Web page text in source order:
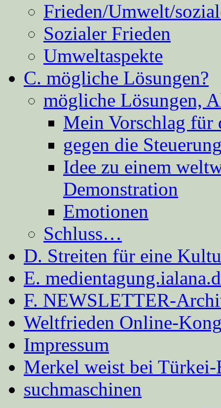
Frieden/Umwelt/
Sozialer Frieden
Umweltaspekte
C. mögliche Lösungen?
mögliche Lösungen,
Mein Vorschlag für
gegen die
Idee zu einem
Demonstration
Emotionen
Schluss…
D. Streiten für eine
E.
F. NEWSLETTER-
Weltfrieden Online-
Impressum
Merkel weist bei
suchmaschinen